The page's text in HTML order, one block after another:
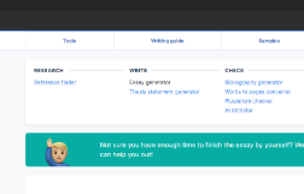
interaktive Quizze und einen
Lernassistenten. Starte
revolutioniere dein Lernen!